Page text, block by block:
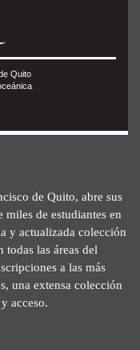
Quito
de Quito, abre sus
de estudiantes en
y actualizada colección
las áreas del
a las más
una extensa colección
acceso.